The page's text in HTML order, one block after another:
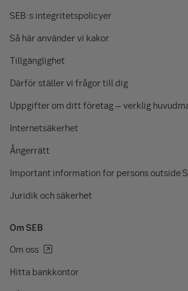
SEB:s integritetspolicyer
Så här använder vi kakor
Tillgänglighet
Därför ställer vi frågor till dig
Uppgifter om ditt företag – verklig
Internetsäkerhet
Ångerrätt
Important information for persons outside
Juridik och säkerhet
Om SEB
Om oss
Hitta bankkontor